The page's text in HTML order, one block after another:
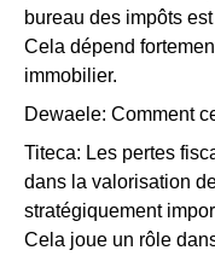
bureau des impôts
Cela dépend
immobilier.
Dewaele: Comment
Titeca: Les pertes
dans la valorisation
stratégiquement
Cela joue un rôle